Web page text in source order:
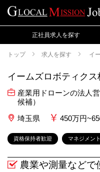
正社員求人を探す
トップ 求人を探す イ
イームズロボティクス
産業用ドローンの法人
候補）
埼玉県
450万円
資格保持者歓迎 マネジメン
農業や測量など